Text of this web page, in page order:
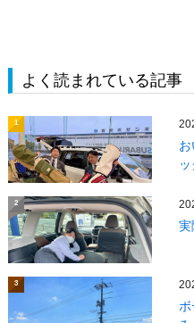
よく読まれている記事
1
2
実
3